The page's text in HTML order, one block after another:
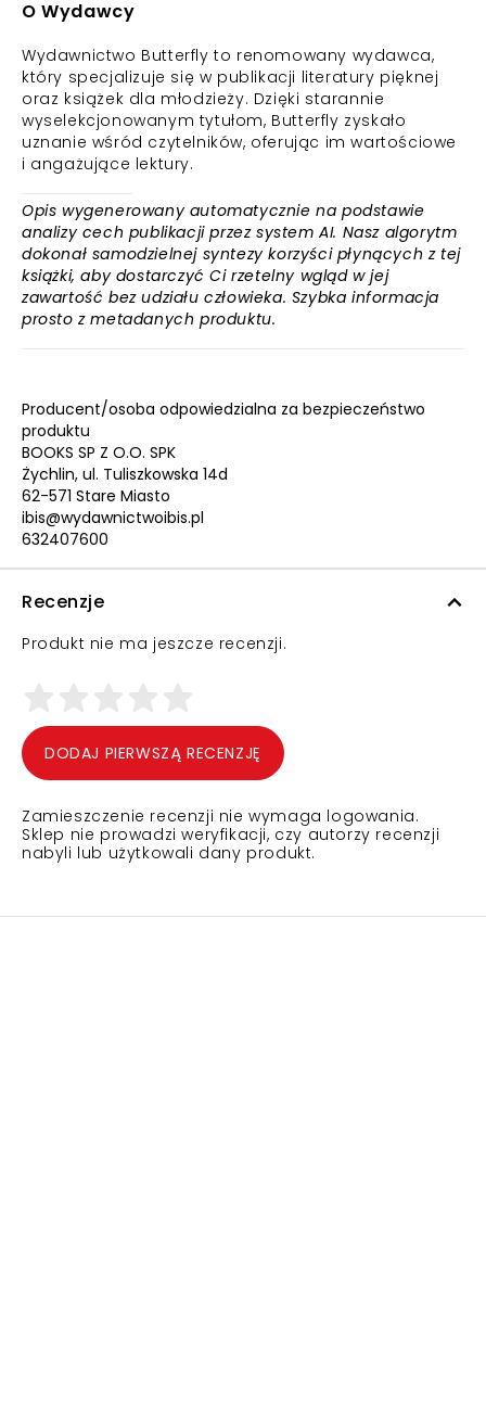
O Wydawcy
Wydawnictwo Butterfly to renomowany wydawca,
który specjalizuje się w publikacji literatury pięknej
oraz książek dla młodzieży. Dzięki starannie
wyselekcjonowanym tytułom, Butterfly zyskało
uznanie wśród czytelników, oferując im wartościowe
i angażujące lektury.
Opis wygenerowany automatycznie na podstawie
analizy cech publikacji przez system AI. Nasz algorytm
dokonał samodzielnej syntezy korzyści płynących z tej
książki, aby dostarczyć Ci rzetelny wgląd w jej
zawartość bez udziału człowieka. Szybka informacja
prosto z metadanych produktu.
Producent/osoba odpowiedzialna za bezpieczeństwo
produktu
BOOKS SP Z O.O. SPK
Żychlin, ul. Tuliszkowska 14d
62-571 Stare Miasto
ibis@wydawnictwoibis.pl
632407600
Recenzje
Produkt nie ma jeszcze recenzji.
DODAJ PIERWSZĄ RECENZJĘ
Zamieszczenie recenzji nie wymaga logowania.
Sklep nie prowadzi weryfikacji, czy autorzy recenzji
nabyli lub użytkowali dany produkt.